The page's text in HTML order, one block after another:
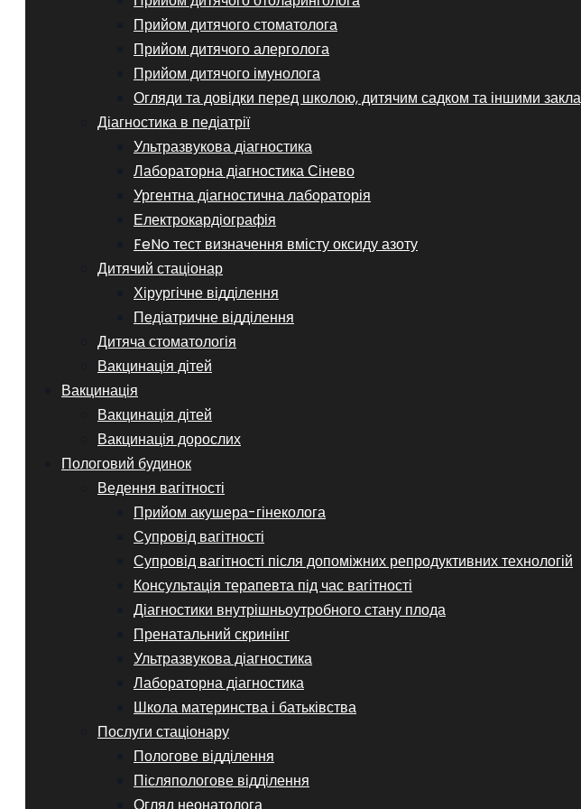
Прийом дитячого стоматолога
Прийом дитячого алерголога
Прийом дитячого імунолога
Огляди та довідки перед школою, дитячим садком та іншими
Діагностика в педіатрії
Ультразвукова діагностика
Лабораторна діагностика Сінево
Ургентна діагностична лабораторія
Електрокардіографія
FeNo тест визначення вмісту оксиду азоту
Дитячий стаціонар
Хірургічне відділення
Педіатричне відділення
Дитяча стоматологія
Вакцинація дітей
Вакцинація
Вакцинація дітей
Вакцинація дорослих
Пологовий будинок
Ведення вагітності
Прийом акушера-гінеколога
Супровід вагітності
Супровід вагітності після допоміжних репродуктивних технологій
Консультація терапевта під час вагітності
Діагностики внутрішньоутробного стану плода
Пренатальний скринінг
Ультразвукова діагностика
Лабораторна діагностика
Школа материнства і батьківства
Послуги стаціонару
Пологове відділення
Післяпологове відділення